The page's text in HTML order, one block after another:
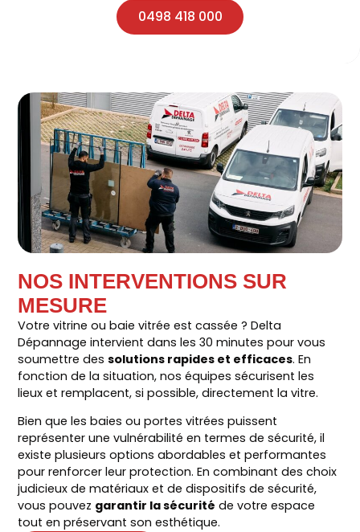
0498 418 000
NOS INTERVENTIONS SUR
MESURE
Votre vitrine ou baie vitrée est cassée ? Delta
Dépannage intervient dans les 30 minutes pour vous
soumettre dessolutions rapides et efficaces. En
fonction de la situation, nos équipes sécurisent les
lieux et remplacent, si possible, directement la vitre.
Bien que les baies ou portes vitrées puissent
représenter une vulnérabilité en termes de sécurité, il
existe plusieurs options abordables et performantes
pour renforcer leur protection. En combinant des choix
judicieux de matériaux et de dispositifs de sécurité,
vous pouvez garantir la sécurité de votre espace
tout en préservant son esthétique.